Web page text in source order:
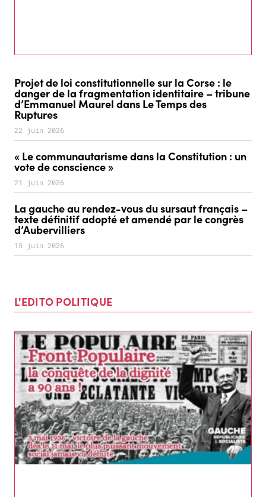
Projet de loi constitutionnelle sur la Corse : le
danger de la fragmentation identitaire – tribune
d’Emmanuel Maurel dans Le Temps des
Ruptures
22 juin 2026
« Le communautarisme dans la Constitution : un
vote de conscience »
21 juin 2026
La gauche au rendez-vous du sursaut français –
texte définitif adopté et amendé par le congrès
d’Aubervilliers
15 juin 2026
L'EDITO POLITIQUE